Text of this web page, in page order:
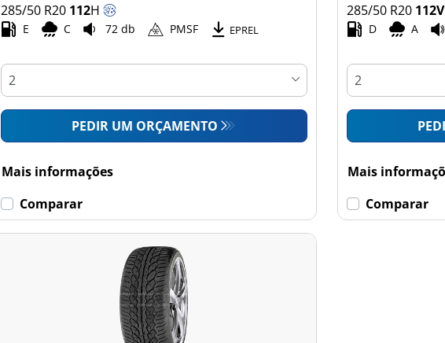
285/50 R20 112H
E C 72 db PMSF EPREL
PEDIR UM ORÇAMENTO
Mais informações
Comparar
285/50 R20 112V
D A
Mais
Comparar